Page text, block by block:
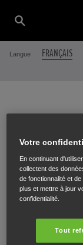
Langue FRANÇAIS
Votre
En continuant
collectent des
de fonctionnalité et
plus et mettre à jour
confidentialité.
Tout